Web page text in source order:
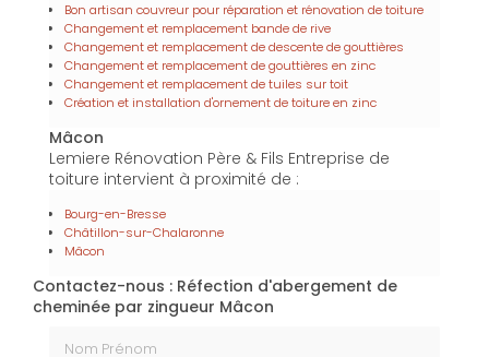
Bon artisan couvreur pour réparation et rénovation de toiture
Changement et remplacement bande de rive
Changement et remplacement de descente de gouttières
Changement et remplacement de gouttières en zinc
Changement et remplacement de tuiles sur toit
Création et installation d'ornement de toiture en zinc
Mâcon
Lemiere Rénovation Père & Fils Entreprise de
toiture intervient à proximité de :
Bourg-en-Bresse
Châtillon-sur-Chalaronne
Mâcon
Contactez-nous : Réfection d'abergement de
cheminée par zingueur Mâcon